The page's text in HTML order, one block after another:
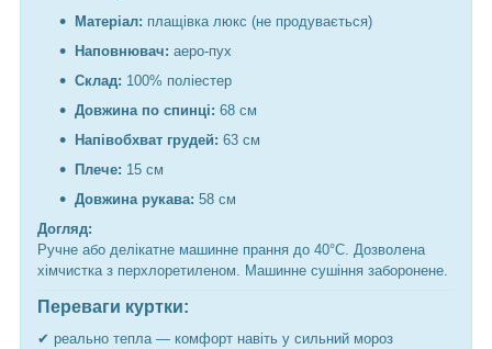
Матеріал: плащівка люкс (не продувається)
Наповнювач: аеро-пух
Склад: 100% поліестер
Довжина по спинці: 68 см
Напівобхват грудей: 63 см
Плече: 15 см
Довжина рукава: 58 см
Догляд:
Ручне або делікатне машинне прання до 40°C. Дозволена
хімчистка з перхлоретиленом. Машинне сушіння заборонене.
Переваги куртки:
✔ реально тепла — комфорт навіть у сильний мороз